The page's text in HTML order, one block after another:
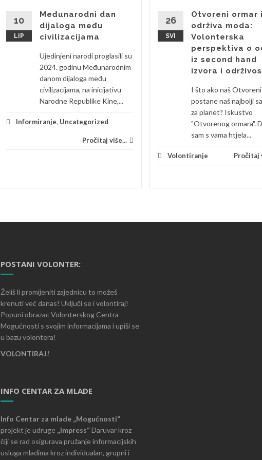
10
LIP
Međunarodni dan
dijaloga među
civilizacijama
Ujedinjeni narodi proglasili su
2024. godinu Međunarodnim
danom dijaloga među
civilizacijama, na inicijativu
Narodne Republike Kine,...
Informiranje, Uncategorized
Pročitaj više...
26
SVI
Otvoreni ormar i
održiva moda:
Volonterska
perspektiva o
iz second hand
izvora i
I što ako naš
postane naš najbolji
za planet? Iskustvo
"Otvorenog ormara".
sam s vama htjela...
Volontiranje Pročitaj
POSTANI VOLONTER:
Želiš li promijeniti zajednicu to možeš
krenuti već danas! Uključi se i volontiraj!
Popuni obrazac Volonterskog Centra
Mogućnosti s svojim informacijama i upiši se
u bazu volontera!
VOLONTIRAJ!
INFO CENTAR ZA MLADE
Info Centar za mlade „Mogućnosti“
projekt je udruge „Impress“Daruvar kroz
čiji se rad osigurava pružanje informacijskih
usluga mladima kroz individualan, grupni i